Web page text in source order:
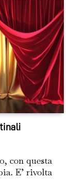
con questa
E’ rivolta